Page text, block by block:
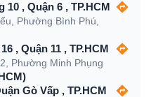
, Quận 6 , TP.HCM
Phường Bình Phú,
, Quận 11 , TP.HCM
Phường Minh Phụng
Gò Vấp , TP.HCM